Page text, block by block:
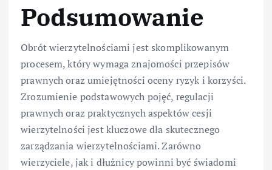
Podsumowanie
Obrót wierzytelnościami jest skomplikowanym
procesem, który wymaga znajomości przepisów
prawnych oraz umiejętności oceny ryzyk i korzyści.
Zrozumienie podstawowych pojęć, regulacji
prawnych oraz praktycznych aspektów cesji
wierzytelności jest kluczowe dla skutecznego
zarządzania wierzytelnościami. Zarówno
wierzyciele, jak i dłużnicy powinni być świadomi